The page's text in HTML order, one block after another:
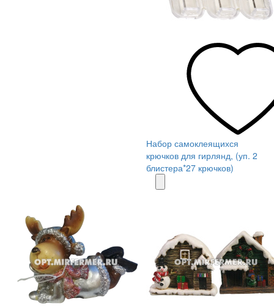
Набор самоклеящихся
крючков для гирлянд, (уп. 2
блистера*27 крючков)